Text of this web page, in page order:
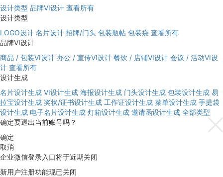
设计类型 品牌VI设计 查看所有
设计类型
LOGO设计 名片设计 招牌/门头 包装瓶帖 包装袋 查看所有
品牌VI设计
商品 / 包装VI设计 办公 / 宣传VI设计 餐饮 / 店铺VI设计 会议 / 活动VI设
计 查看所有
设计生成
名片设计生成 VI设计生成 海报设计生成 门头设计生成 包装设计生成 易
拉宝设计生成 奖状/证书设计生成 工作证设计生成 菜单设计生成 手提袋
设计生成 电子名片设计生成 灯箱设计生成 邀请函设计生成 全部类型
确定要退出当前账号吗？
确定
取消
企业微信登录入口将于近期关闭
新用户注册功能现已关闭